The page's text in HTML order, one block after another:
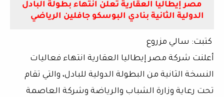
مصر إيطاليا العقارية تعلن انتهاء بطولة البادل
الدولية الثانية بنادي البوسكو جافلين الرياضي
كتبت: سالي مزروع
أعلنت شركة مصر إيطاليا العقارية انتهاء فعاليات
النسخة الثانية من البطولة الدولية للبادل، والتي تقام
تحت رعاية وزارة الشباب والرياضة وشركة العاصمة